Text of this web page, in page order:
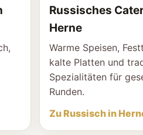
Russisches
Herne
Warme Speisen,
kalte Platten und
Spezialitäten für
Runden.
Zu Russisch in